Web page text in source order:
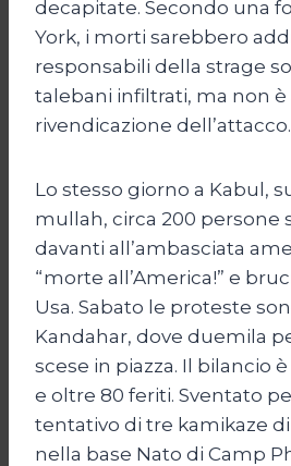
decapitate. Secondo una
York, i morti sarebbero
responsabili della strage
talebani infiltrati, ma non è
rivendicazione dell’attacco.
Lo stesso giorno a Kabul,
mullah, circa 200 persone
davanti all’ambasciata
“morte all’America!” e
Usa. Sabato le proteste
Kandahar, dove duemila
scese in piazza. Il bilancio
e oltre 80 feriti. Sventato
tentativo di tre kamikaze
nella base Nato di Camp